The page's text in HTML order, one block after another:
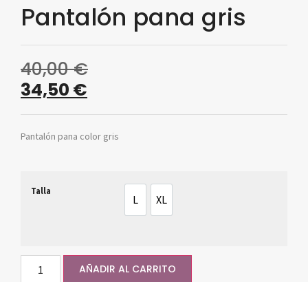
Pantalón pana gris
40,00€
34,50 €
Pantalón pana color gris
Talla
L XL
AÑADIR AL CARRITO